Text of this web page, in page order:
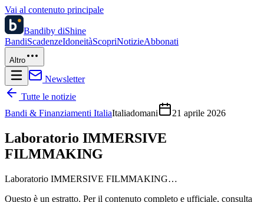
Vai al contenuto principale
Bandiby diShine
BandiScadenzeIdoneitàScopriNotizieAbbonati
Altro
Newsletter
Tutte le notizie
Bandi & Finanziamenti ItaliaItaliadomani 21 aprile 2026
Laboratorio IMMERSIVE
FILMMAKING
Laboratorio IMMERSIVE FILMMAKING…
Questo è un estratto. Per il contenuto completo e ufficiale, consulta